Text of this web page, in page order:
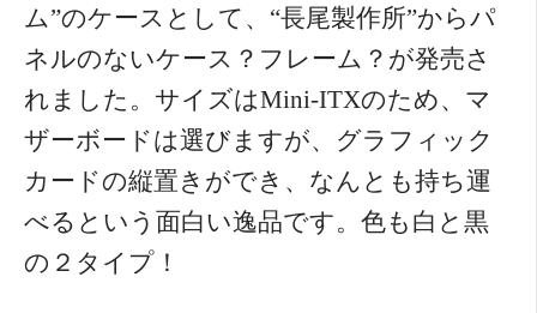
ム”のケースとして、“長尾製作所”からパ
ネルのないケース？フレーム？が発売さ
れました。サイズはMini-ITXのため、マ
ザーボードは選びますが、グラフィック
カードの縦置きができ、なんとも持ち運
べるという面白い逸品です。色も白と黒
の２タイプ！